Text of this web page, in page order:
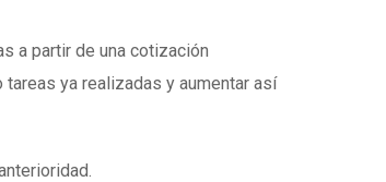
a partir de una cotización
ya realizadas y aumentar así